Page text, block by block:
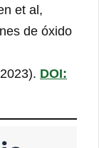
et al,
de óxido
DOI: